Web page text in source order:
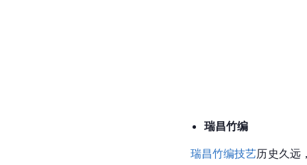
瑞昌竹编
瑞昌竹编技艺历史久远